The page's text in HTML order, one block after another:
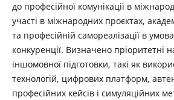
до професійної комунікації в
участі в міжнародних проєктах,
та професійній самореалізації в
конкуренції. Визначено пріоритетні
іншомовної підготовки, такі як
технологій, цифрових платформ,
професійних кейсів і симуляційних